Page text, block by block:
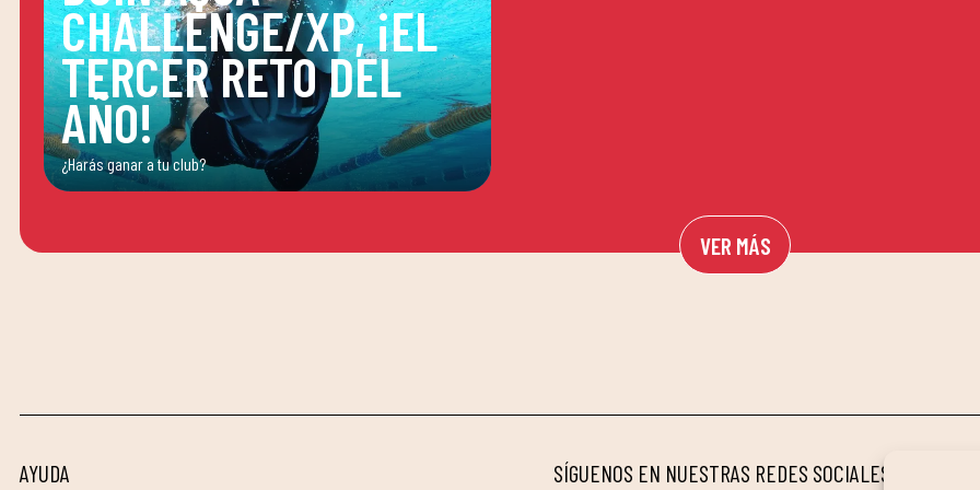
CHALLENGE/XP, ¡EL
TERCER RETO DEL
AÑO!
¿Harás ganar a tu club?
VER MÁS
AYUDA SÍGUENOS EN NUESTRAS REDES SOCIALES